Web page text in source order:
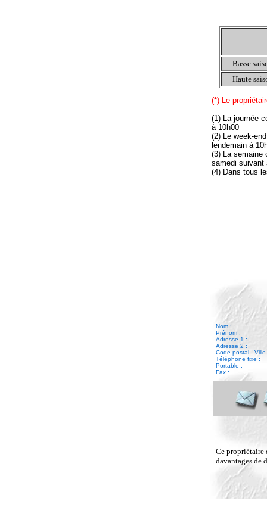
Basse
Haute
(*) Le
(1) La journée
à 10h00
(2) Le week-
lendemain à
(3) La semaine
samedi suivant
(4) Dans tous
Nom :
Prénom :
Adresse 1 :
Adresse 2 :
Code postal - Ville
Téléphone fixe :
Portable :
Fax :
Ce propriétaire
davantages de